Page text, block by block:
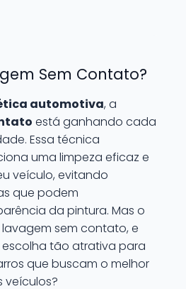
Sem Contato?
automotiva, a
está ganhando cada
Essa técnica
uma limpeza eficaz e
veículo, evitando
que podem
da pintura. Mas o
sem contato, e
tão atrativa para
que buscam o melhor
veículos?